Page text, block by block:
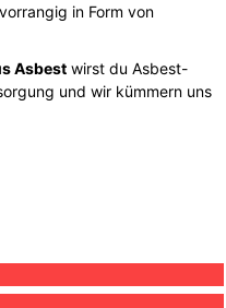
in Form von
Asbestwirst du Asbest-
und wir kümmern uns